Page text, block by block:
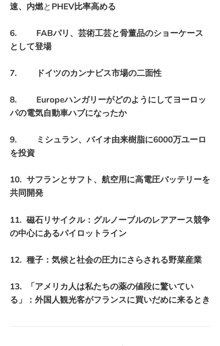
速、内燃とPHEV比率高める
6. FABパリ、芸術工芸と骨董品のショーケース
として登場
7. ドイツのカンナビス市場の二面性
8. Europeハンガリーがどのようにしてヨーロッ
パの電気自動車ハブになったか
9. ミシュラン、バイオ由来樹脂に6000万ユーロ
を投資
10. サフランとサフト、航空用に高電圧バッテリーを
共同開発
11. 磁石リサイクル：グルノーブルのレアアース競争
の中心にあるパイロットライン
12. 種子：気候と社会の圧力にさらされる野菜産業
13. 「アメリカ人は私たちの薬の値段に驚いてい
る」：外国人観光客がフランスに買いだめに来るとき